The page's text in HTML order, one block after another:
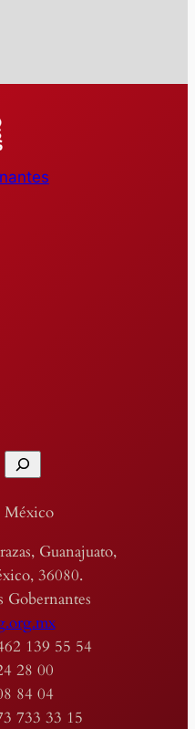
Guanajuato,
36080.
139 55 54
28 00
84 04
733 33 15